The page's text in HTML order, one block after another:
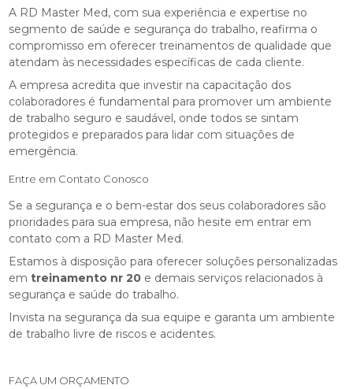
A RD Master Med, com sua experiência e expertise no
segmento de saúde e segurança do trabalho, reafirma o
compromisso em oferecer treinamentos de qualidade que
atendam às necessidades específicas de cada cliente.
A empresa acredita que investir na capacitação dos
colaboradores é fundamental para promover um ambiente
de trabalho seguro e saudável, onde todos se sintam
protegidos e preparados para lidar com situações de
emergência.
Entre em Contato Conosco
Se a segurança e o bem-estar dos seus colaboradores são
prioridades para sua empresa, não hesite em entrar em
contato com a RD Master Med.
Estamos à disposição para oferecer soluções personalizadas
emtreinamento nr 20 e demais serviços relacionados à
segurança e saúde do trabalho.
Invista na segurança da sua equipe e garanta um ambiente
de trabalho livre de riscos e acidentes.
FAÇA UM ORÇAMENTO